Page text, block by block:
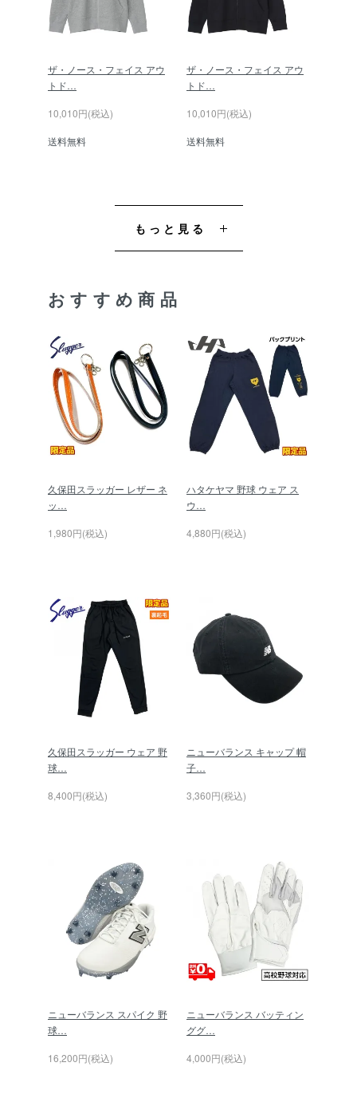
ザ・ノース・フェイス アウ
トド…
10,010円(税込)
送料無料
ザ・ノース・フェイス アウ
トド…
10,010円(税込)
送料無料
もっと見る
おすすめ商品
久保田スラッガー レザー ネ
ッ…
1,980円(税込)
ハタケヤマ 野球 ウェア ス
ウ…
4,880円(税込)
久保田スラッガー ウェア 野
球…
8,400円(税込)
ニューバランス キャップ 帽
子…
3,360円(税込)
ニューバランス スパイク 野
球…
16,200円(税込)
ニューバランス バッティン
ググ…
4,000円(税込)